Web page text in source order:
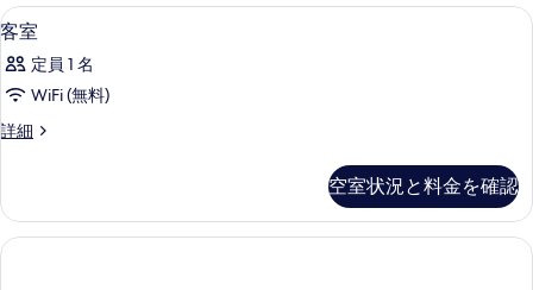
る
す
べ
て
写
を
表
の
詳
細
真
を
表
示
客
室
の
べ
の
写
2
客室
定員 1 名
WiFi (無料)
詳細
客
細
空室状況と料金を確認